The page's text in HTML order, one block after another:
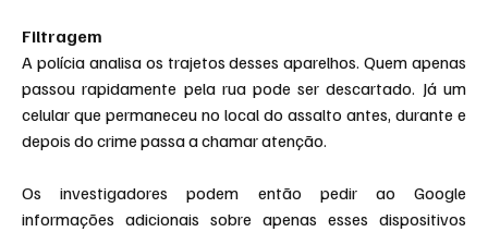
Filtragem
A polícia analisa os trajetos desses aparelhos. Quem apenas
passou rapidamente pela rua pode ser descartado. Já um
celular que permaneceu no local do assalto antes, durante e
depois do crime passa a chamar atenção.
Os investigadores podem então pedir ao Google
informações adicionais sobre apenas esses dispositivos